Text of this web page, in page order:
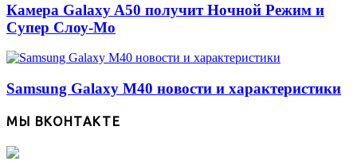
Камера Galaxy A50 получит Ночной Режим и
Супер Слоу-Мо
Samsung Galaxy M40 новости и характеристики
МЫ ВКОНТАКТЕ